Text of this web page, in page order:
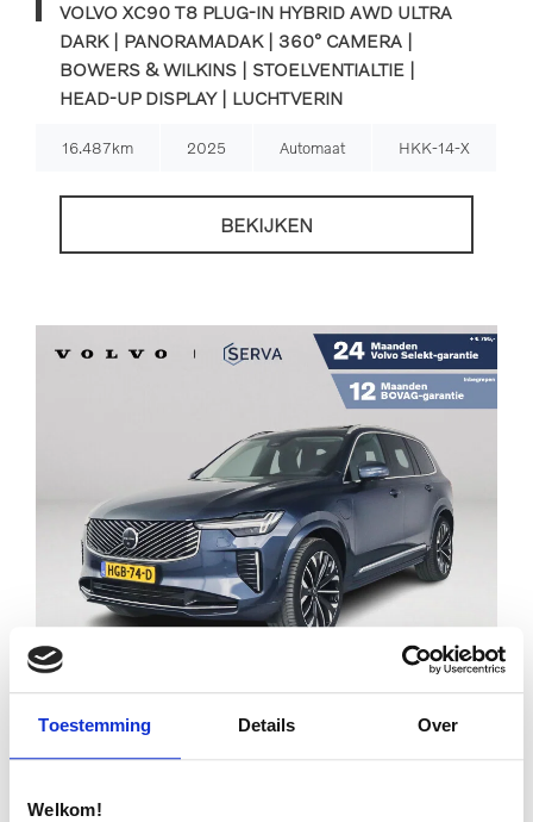
Toestemming Details Over
Welkom!
VOLVO XC90 T8 PLUG-IN HYBRID AWD ULTRA
DARK | PANORAMADAK | 360° CAMERA |
BOWERS & WILKINS | STOELVENTIALTIE |
HEAD-UP DISPLAY | LUCHTVERIN
16.487km 2025 Automaat HKK-14-X
BEKIJKEN
€ 68.995
BRIGHT | SOH 100% | PANORAMADAK | 360°